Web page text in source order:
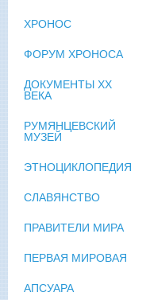
ХРОНОС
ФОРУМ ХРОНОСА
ДОКУМЕНТЫ XX
ВЕКА
РУМЯНЦЕВСКИЙ
МУЗЕЙ
ЭТНОЦИКЛОПЕДИЯ
СЛАВЯНСТВО
ПРАВИТЕЛИ МИРА
ПЕРВАЯ МИРОВАЯ
АПСУАРА